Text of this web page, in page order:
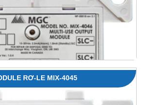
RƠ-LE MIX-4045